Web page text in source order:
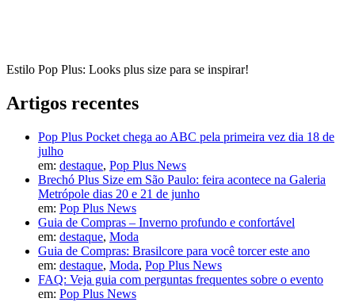
Estilo Pop Plus: Looks plus size para se inspirar!
Artigos recentes
Pop Plus Pocket chega ao ABC pela primeira vez dia 18 de
julho
em: destaque, Pop Plus News
Brechó Plus Size em São Paulo: feira acontece na Galeria
Metrópole dias 20 e 21 de junho
em: Pop Plus News
Guia de Compras – Inverno profundo e confortável
em: destaque, Moda
Guia de Compras: Brasilcore para você torcer este ano
em: destaque, Moda, Pop Plus News
FAQ: Veja guia com perguntas frequentes sobre o evento
em: Pop Plus News